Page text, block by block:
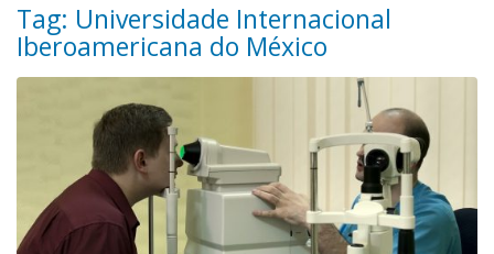
Tag: Universidade Internacional
Iberoamericana do México